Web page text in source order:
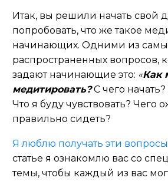
Итак, вы решили начать свой
попробовать, что же такое
начинающих. Одними из
распространенных вопросов,
задают начинающие это: «Как
медитировать?С чего
Что я буду чувствовать? Чего
правильно сидеть?
Я люблю получать эти
статье я ознакомлю вас со
темы, чтобы каждый из вас мог